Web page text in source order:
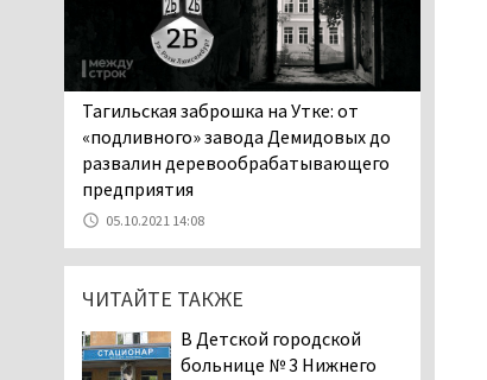
05.08.2026 17:59
Директора уральского
предприятия по
производству дронов
«Упырь» подорвали в автомобиле
под Екатеринбургом
05.08.2026 17:05
Эксперты назвали
рыбы в Свердловской
области
Осуждённый за убийство
Тагильская заброшка на Утке: от
«подливного» завода Демидовых до
развалин деревообрабатывающего
предприятия
05.10.2021 14:08
ЧИТАЙТЕ ТАКЖЕ
В Детской городской
больнице № 3 Нижнего